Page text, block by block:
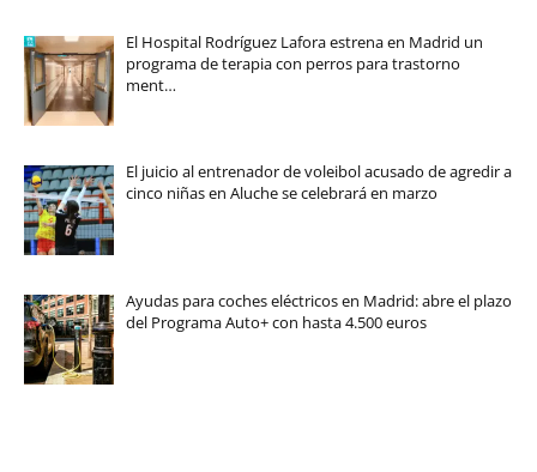
El Hospital Rodríguez Lafora estrena en Madrid un
programa de terapia con perros para trastorno
ment…
El juicio al entrenador de voleibol acusado de agredir a
cinco niñas en Aluche se celebrará en marzo
Ayudas para coches eléctricos en Madrid: abre el plazo
del Programa Auto+ con hasta 4.500 euros